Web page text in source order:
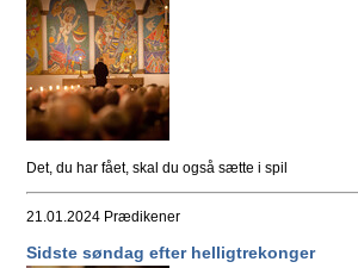
Det, du har fået, skal du også sætte i spil
21.01.2024 Prædikener
Sidste søndag efter helligtrekonger